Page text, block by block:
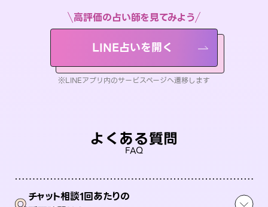
高評価の占い師を見てみよう
LINE占いを開く
※LINEアプリ内のサービスページへ遷移します
よくある質問
FAQ
チャット相談1回あたりの